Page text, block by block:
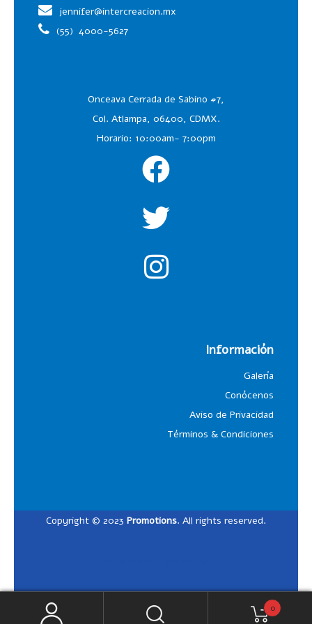
jennifer@intercreacion.mx
(55) 4000-5627
Onceava Cerrada de Sabino #7,
Col. Atlampa, 06400, CDMX.
Horario: 10:00am- 7:00pm
Información
Galería
Conócenos
Aviso de Privacidad
Términos & Condiciones
Copyright © 2023 Promotions. All rights reserved.
0